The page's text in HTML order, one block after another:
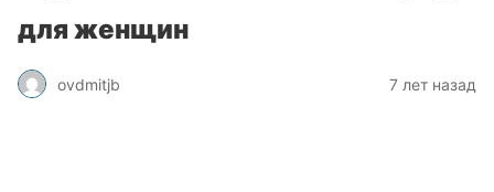
для женщин
ovdmitjb 7 лет назад